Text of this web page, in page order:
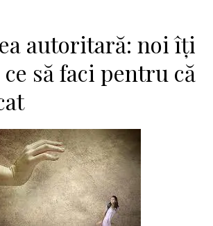
autoritară: noi îți
să faci pentru că